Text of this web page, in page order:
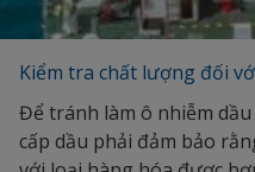
Kiểm tra chất lượng đối
Để tránh làm ô nhiễm
cấp dầu phải đảm bảo